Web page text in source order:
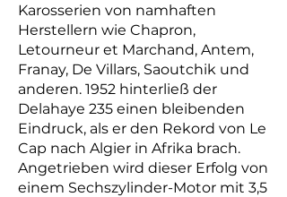
Karosserien von namhaften
Herstellern wie Chapron,
Letourneur et Marchand, Antem,
Franay, De Villars, Saoutchik und
anderen. 1952 hinterließ der
Delahaye 235 einen bleibenden
Eindruck, als er den Rekord von Le
Cap nach Algier in Afrika brach.
Angetrieben wird dieser Erfolg von
einem Sechszylinder-Motor mit 3,5